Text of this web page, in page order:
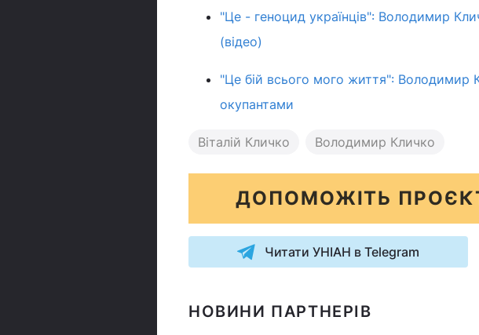
"Це - геноцид українців": Володимир
(відео)
"Це бій всього мого життя": Володимир
окупантами
Віталій Кличко Володимир Кличко
ДОПОМОЖІТЬ
Читати УНІАН в Telegram
НОВИНИ ПАРТНЕРІВ